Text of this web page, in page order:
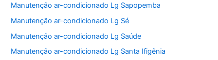
Manutenção ar-condicionado Lg Sapopemba
Manutenção ar-condicionado Lg Sé
Manutenção ar-condicionado Lg Saúde
Manutenção ar-condicionado Lg Santa Ifigênia